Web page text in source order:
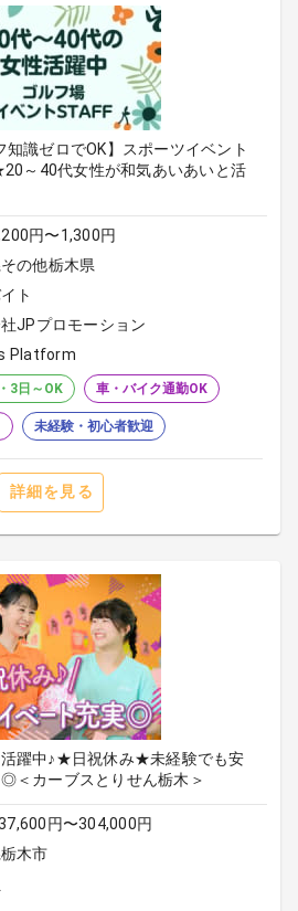
知識ゼロでOK】スポーツイベント
～40代女性が和気あいあいと活
円〜1,300円
の他栃木県
ト
JPプロモーション
Platform
3日～OK 車・バイク通勤OK
未経験・初心者歓迎
詳細を見る
活躍中♪★日祝休み★未経験でも安
＜カーブスとりせん栃木＞
円〜304,000円
木市